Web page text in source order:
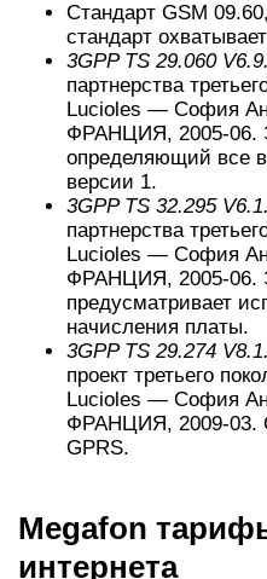
Стандарт GSM
стандарт
3GPP TS 29.060
партнерства
Lucioles — София
ФРАНЦИЯ, 2005-06.
определяющий все
версии 1.
3GPP TS 32.295
партнерства
Lucioles — София
ФРАНЦИЯ, 2005-06.
предусматривает
начисления платы.
3GPP TS 29.274
проект третьего
Lucioles — София
ФРАНЦИЯ, 2009-03.
GPRS.
Megafon
интернета